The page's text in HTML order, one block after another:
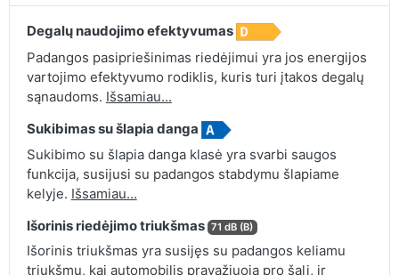
Degalų naudojimo efektyvumas
Padangos pasipriešinimas riedėjimui yra jos energijos
vartojimo efektyvumo rodiklis, kuris turi įtakos degalų
sąnaudoms. Išsamiau...
Sukibimas su šlapia danga
Sukibimo su šlapia danga klasė yra svarbi saugos
funkcija, susijusi su padangos stabdymu šlapiame
kelyje. Išsamiau...
Išorinis riedėjimo triukšmas 71 dB (B)
Išorinis triukšmas yra susijęs su padangos keliamu
triukšmu, kai automobilis pravažiuoja pro šalį, ir